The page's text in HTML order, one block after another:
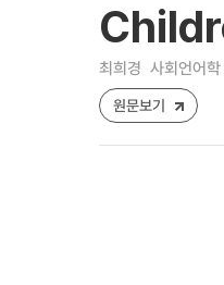
최희경 사회언어
원문보기